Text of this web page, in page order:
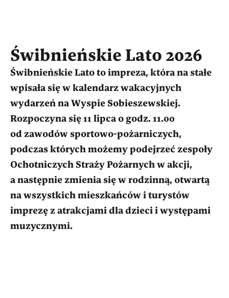
Świbnieńskie Lato 2026
Świbnieńskie Lato to impreza, która na stałe
wpisała się w kalendarz wakacyjnych
wydarzeń na Wyspie Sobieszewskiej.
Rozpoczyna się 11 lipca o godz. 11.00
od zawodów sportowo-pożarniczych,
podczas których możemy podejrzeć zespoły
Ochotniczych Straży Pożarnych w akcji,
a następnie zmienia się w rodzinną, otwartą
na wszystkich mieszkańców i turystów
imprezę z atrakcjami dla dzieci i występami
muzycznymi.